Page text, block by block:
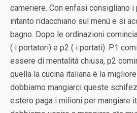
cameriere. Con enfasi consigliano
intanto ridacchiano sul menù e si
bagno. Dopo le ordinazioni
( i portatori) e p2 ( i portati). P1
essere di mentalità chiusa, p2
quella la cucina italiana è la
dobbiamo mangiarci queste
estero paga i milioni per mangiare